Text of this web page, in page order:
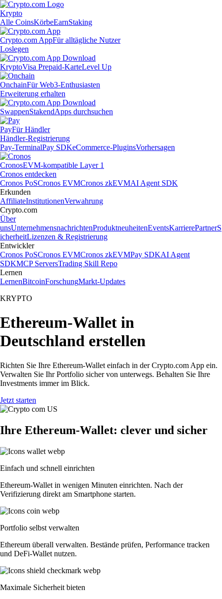
Krypto
Alle CoinsKörbeEarnStaking
Crypto.com AppFür alltägliche Nutzer
Loslegen
KryptoVisa Prepaid-KarteLevel Up
OnchainFür Web3-Enthusiasten
Erweiterung erhalten
SwappenStakendApps durchsuchen
PayFür Händler
Händler-Registrierung
Pay-TerminalPay SDKeCommerce-PluginsVorhersagen
CronosEVM-kompatible Layer 1
Cronos entdecken
Cronos PoSCronos EVMCronos zkEVMAI Agent SDK
Erkunden
AffiliateInstitutionenVerwahrung
Crypto.com
Über
unsUnternehmensnachrichtenProduktneuheitenEventsKarrierePartnerS
icherheitLizenzen & Registrierung
Entwickler
Cronos PoSCronos EVMCronos zkEVMPay SDKAI Agent
SDKMCP ServersTrading Skill Repo
Lernen
LernenBitcoinForschungMarkt-Updates
KRYPTO
Ethereum-Wallet in
Deutschland erstellen
Richten Sie Ihre Ethereum-Wallet einfach in der Crypto.com App ein.
Verwalten Sie Ihr Portfolio sicher von unterwegs. Behalten Sie Ihre
Investments immer im Blick.
Jetzt starten
Ihre Ethereum-Wallet: clever und sicher
Einfach und schnell einrichten
Ethereum-Wallet in wenigen Minuten einrichten. Nach der
Verifizierung direkt am Smartphone starten.
Portfolio selbst verwalten
Ethereum überall verwalten. Bestände prüfen, Performance tracken
und DeFi-Wallet nutzen.
Maximale Sicherheit bieten